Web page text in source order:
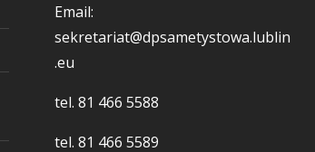
Email:
sekretariat@dpsametystowa.lublin
.eu
tel. 81 466 5588
tel. 81 466 5589